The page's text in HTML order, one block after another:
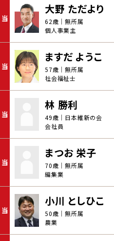
当
大野 ただより
62歳｜無所属
個人事業主
当
ますだ ようこ
57歳｜無所属
社会福祉士
当
林 勝利
49歳｜日本維新の会
会社員
当
まつお 栄子
70歳｜無所属
編集業
当
小川 としひこ
50歳｜無所属
農業